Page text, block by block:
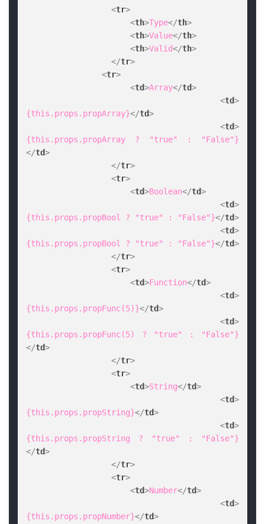
<tr>
<th>Type</th>
<th>Value</th>
<th>Valid</th>
</tr>
<tr>
<td>Array</td>
<td>
{this.props.propArray}</td>
<td>
{this.props.propArray ? "true" : "False"}
</td>
</tr>
<tr>
<td>Boolean</td>
<td>
{this.props.propBool ? "true" : "False"}</td>
<td>
{this.props.propBool ? "true" : "False"}</td>
</tr>
<tr>
<td>Function</td>
<td>
{this.props.propFunc(5)}</td>
<td>
{this.props.propFunc(5) ? "true" : "False"}
</td>
</tr>
<tr>
<td>String</td>
<td>
{this.props.propString}</td>
<td>
{this.props.propString ? "true" : "False"}
</td>
</tr>
<tr>
<td>Number</td>
<td>
{this.props.propNumber}</td>